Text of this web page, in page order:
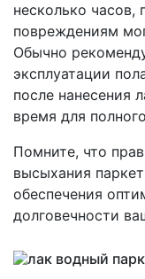
несколько часов,
повреждениям
Обычно
эксплуатации
после нанесения
время для
Помните, что
высыхания
обеспечения
долговечности